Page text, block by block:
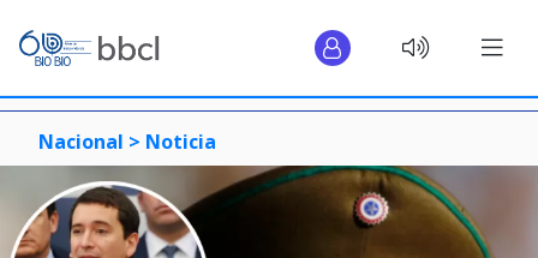
Nacional > Noticia